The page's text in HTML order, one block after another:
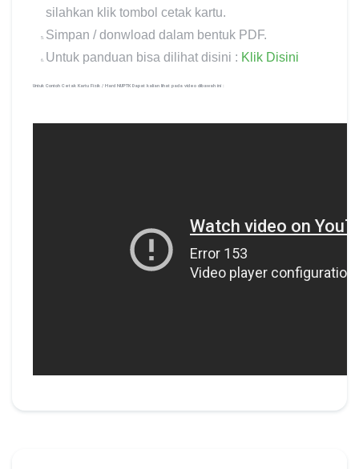
silahkan klik tombol cetak kartu.
Simpan / donwload dalam bentuk PDF.
Untuk panduan bisa dilihat disini : Klik Disini
Untuk Contoh Cetak Kartu Fisik / Hard NUPTK Dapat kalian lihat pada video dibawah ini :